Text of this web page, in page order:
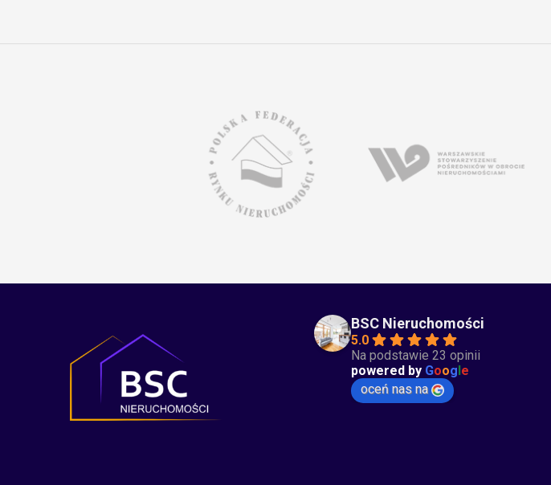
BSC Nieruchomości
5.0
Na podstawie 23 opinii
powered by Google
oceń nas na